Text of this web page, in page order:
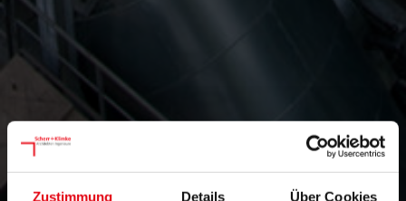
Zustimmung Details Über Cookies